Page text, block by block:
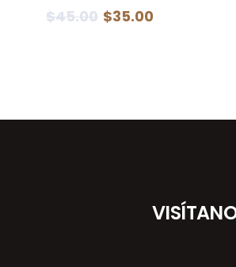
$45.00 $35.00